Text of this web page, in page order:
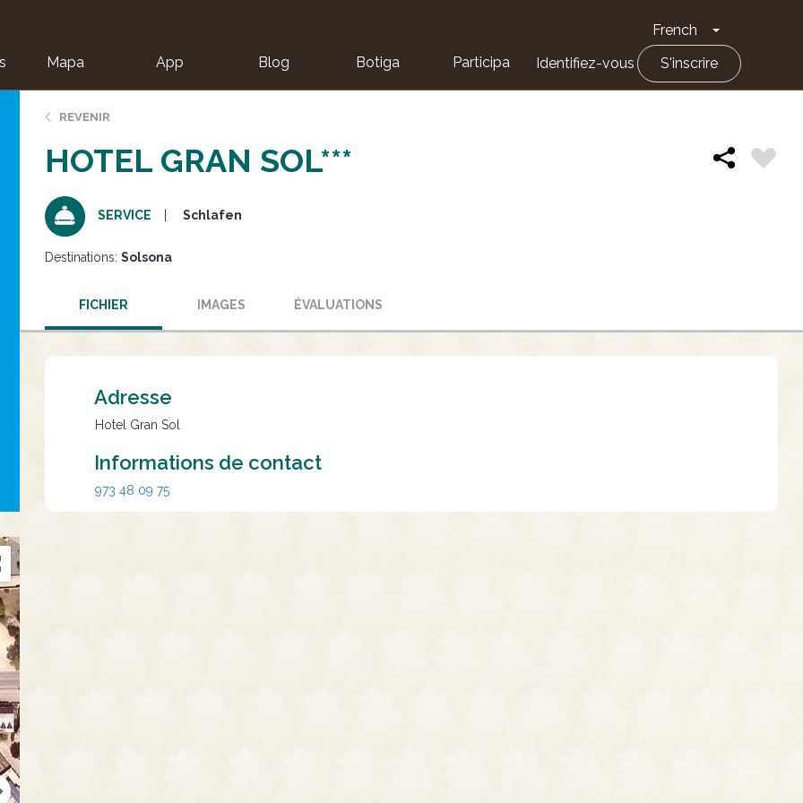
French Toggle
Mapa App Blog Botiga Participa Identifiez-vous S'inscrire
REVENIR
HOTEL GRAN SOL***
SERVICE Schlafen
Destinations: Solsona
FICHIER IMAGES ÉVALUATIONS
Adresse
Hotel Gran Sol
Informations de contact
973 48 09 75